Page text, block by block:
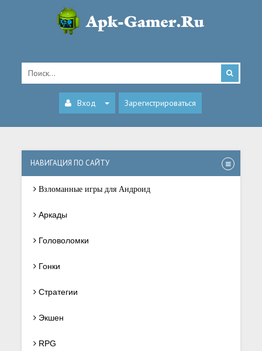
Вход Зарегистрироваться
НАВИГАЦИЯ ПО САЙТУ
Взломанные игры для Андроид
Аркады
Головоломки
Гонки
Стратегии
Экшен
RPG